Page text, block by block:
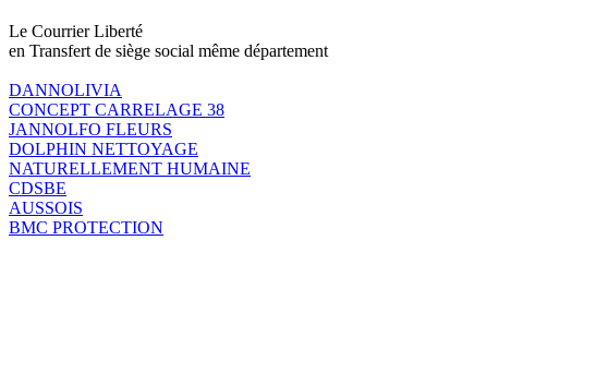
Le Courrier Liberté
en Transfert de siège social même département
DANNOLIVIA
CONCEPT CARRELAGE 38
JANNOLFO FLEURS
DOLPHIN NETTOYAGE
NATURELLEMENT HUMAINE
CDSBE
AUSSOIS
BMC PROTECTION